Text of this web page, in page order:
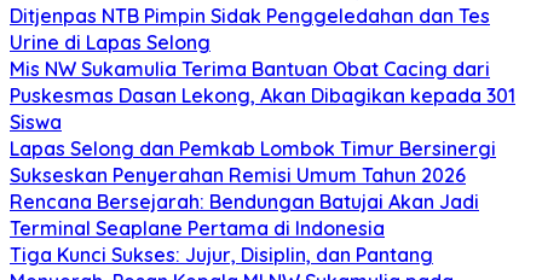
Ditjenpas NTB Pimpin Sidak Penggeledahan dan Tes
Urine di Lapas Selong
Mis NW Sukamulia Terima Bantuan Obat Cacing dari
Puskesmas Dasan Lekong, Akan Dibagikan kepada 301
Siswa
Lapas Selong dan Pemkab Lombok Timur Bersinergi
Sukseskan Penyerahan Remisi Umum Tahun 2026
Rencana Bersejarah: Bendungan Batujai Akan Jadi
Terminal Seaplane Pertama di Indonesia
Tiga Kunci Sukses: Jujur, Disiplin, dan Pantang